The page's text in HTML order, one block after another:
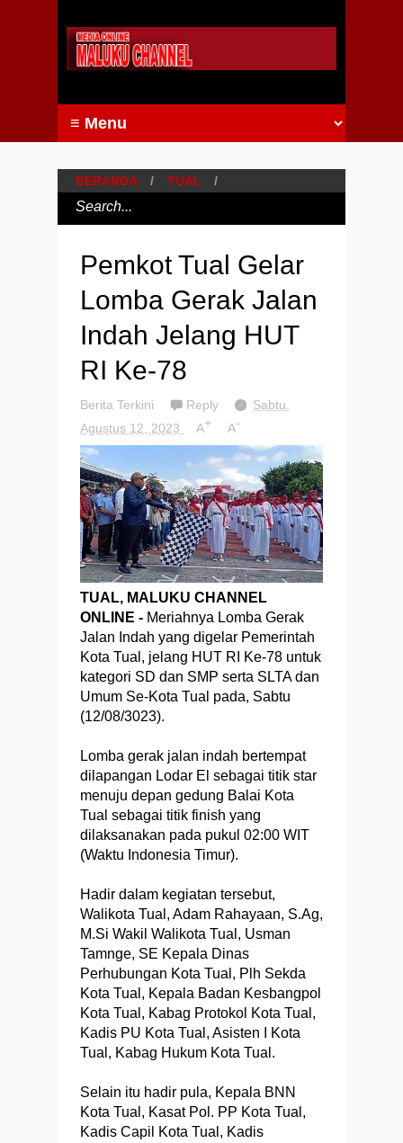
BERANDA / TUAL /
Pemkot Tual Gelar
Lomba Gerak Jalan
Indah Jelang HUT
RI Ke-78
Berita Terkini Reply
Sabtu,
Agustus 12, 2023
A+ A-
TUAL, MALUKU CHANNEL
ONLINE - Meriahnya Lomba Gerak
Jalan Indah yang digelar Pemerintah
Kota Tual, jelang HUT RI Ke-78 untuk
kategori SD dan SMP serta SLTA dan
Umum Se-Kota Tual pada, Sabtu
(12/08/3023).
Lomba gerak jalan indah bertempat
dilapangan Lodar El sebagai titik star
menuju depan gedung Balai Kota
Tual sebagai titik finish yang
dilaksanakan pada pukul 02:00 WIT
(Waktu Indonesia Timur).
Hadir dalam kegiatan tersebut,
Walikota Tual, Adam Rahayaan, S.Ag,
M.Si Wakil Walikota Tual, Usman
Tamnge, SE Kepala Dinas
Perhubungan Kota Tual, Plh Sekda
Kota Tual, Kepala Badan Kesbangpol
Kota Tual, Kabag Protokol Kota Tual,
Kadis PU Kota Tual, Asisten I Kota
Tual, Kabag Hukum Kota Tual.
Selain itu hadir pula, Kepala BNN
Kota Tual, Kasat Pol. PP Kota Tual,
Kadis Capil Kota Tual, Kadis